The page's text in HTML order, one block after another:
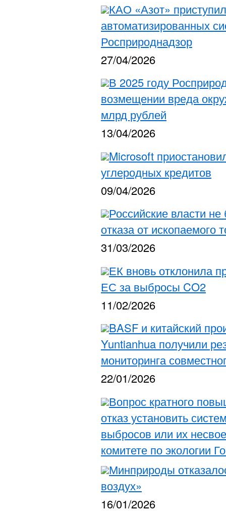
КАО «Азот»
автоматизированных
Росприроднадзор
27/04/2026
В 2025 году
возмещении вреда
млрд рублей
13/04/2026
Microsoft
углеродных кредитов
09/04/2026
Российские власти
отказа от
31/03/2026
ЕК вновь отклонила
ЕС за выбросы CO2
11/02/2026
BASF и китайский
Yuntianhua получили
мониторинга
22/01/2026
Вопрос кратного
отказ установить
выбросов или их
комитете по экологии
Минприроды
воздух»
16/01/2026